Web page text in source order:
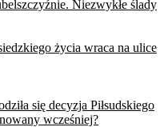
Niezwykłe ślady
życia wraca na ulice
się decyzja Piłsudskiego
wcześniej?